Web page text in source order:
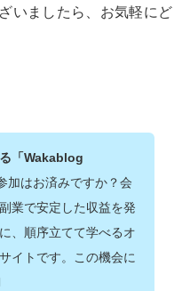
いましたら、お気軽にど
「Wakablog
加はお済みですか？会
業で安定した収益を発
、順序立てて学べるオ
イトです。この機会に